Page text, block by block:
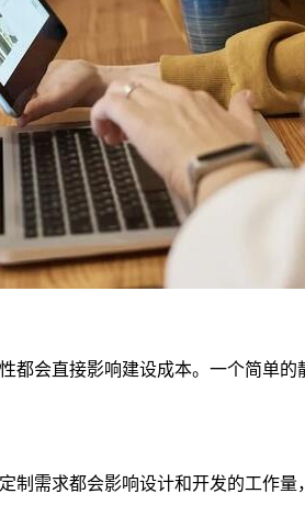
都会直接影响建设成本。一个简单
制需求都会影响设计和开发的工作量